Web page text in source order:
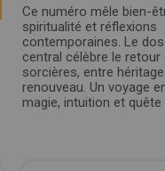
Ce numéro mêle bien-
spiritualité et réflexions
contemporaines. Le
central célèbre le retour
sorcières, entre
renouveau. Un voyage
magie, intuition et quête